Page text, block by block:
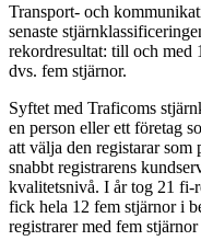
Transport- och
senaste
rekordresultat: till och med
dvs. fem stjärnor.
Syftet med Traficoms
en person eller ett företag
att välja den registarar som
snabbt registrarens
kvalitetsnivå. I år tog 21 fi-
fick hela 12 fem stjärnor i
registrarer med fem stjärnor